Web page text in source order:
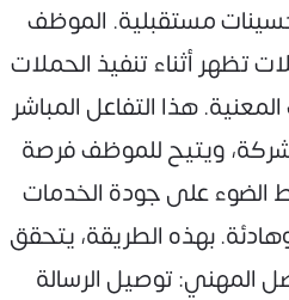
مستقبلية. الموظف
أثناء تنفيذ الحملات
هذا التفاعل المباشر
ويتيح للموظف فرصة
الضوء على جودة الخدمات
بهذه الطريقة، يتحقق
المهني: توصيل الرسالة